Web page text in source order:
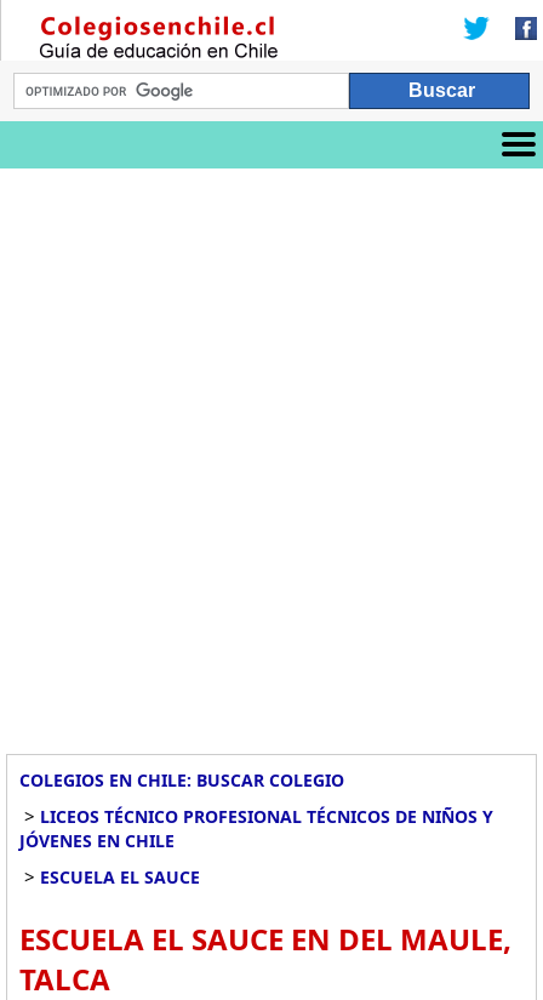
COLEGIOS EN CHILE: BUSCAR COLEGIO
> LICEOS TÉCNICO PROFESIONAL TÉCNICOS DE NIÑOS Y
JÓVENES EN CHILE
> ESCUELA EL SAUCE
ESCUELA EL SAUCE EN DEL MAULE,
TALCA